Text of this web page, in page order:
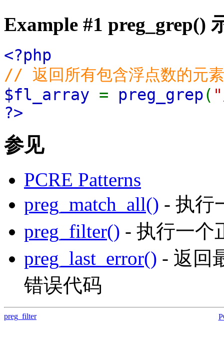
Example #1 preg_grep()
<?php
// 返回所有包含浮点数的元素
$fl_array = preg_grep(
?>
参见
PCRE Patterns
preg_match_all() - 执行
preg_filter() - 执行一个
preg_last_error() - 返回
错误代码
preg_filter